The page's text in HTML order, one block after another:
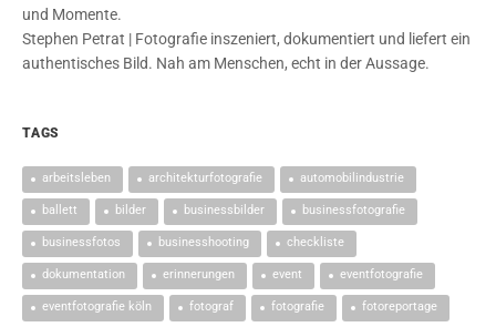
und Momente.
Stephen Petrat | Fotografie inszeniert, dokumentiert und liefert ein
authentisches Bild. Nah am Menschen, echt in der Aussage.
TAGS
arbeitsleben architekturfotografie automobilindustrie
ballett bilder businessbilder businessfotografie
businessfotos businesshooting checkliste
dokumentation erinnerungen event eventfotografie
eventfotografie köln fotograf fotografie fotoreportage